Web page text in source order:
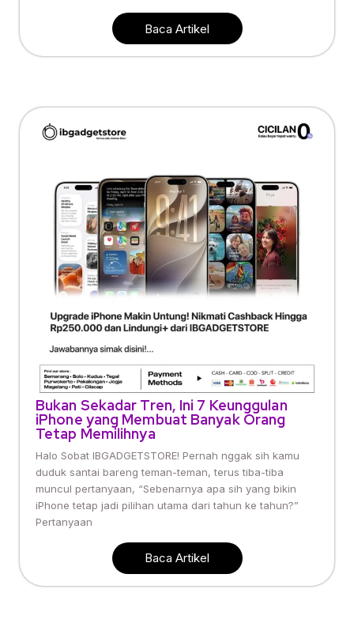
Baca Artikel
Bukan Sekadar Tren, Ini 7 Keunggulan
iPhone yang Membuat Banyak Orang
Tetap Memilihnya
Halo Sobat IBGADGETSTORE! Pernah nggak sih kamu
duduk santai bareng teman-teman, terus tiba-tiba
muncul pertanyaan, “Sebenarnya apa sih yang bikin
iPhone tetap jadi pilihan utama dari tahun ke tahun?”
Pertanyaan
Baca Artikel